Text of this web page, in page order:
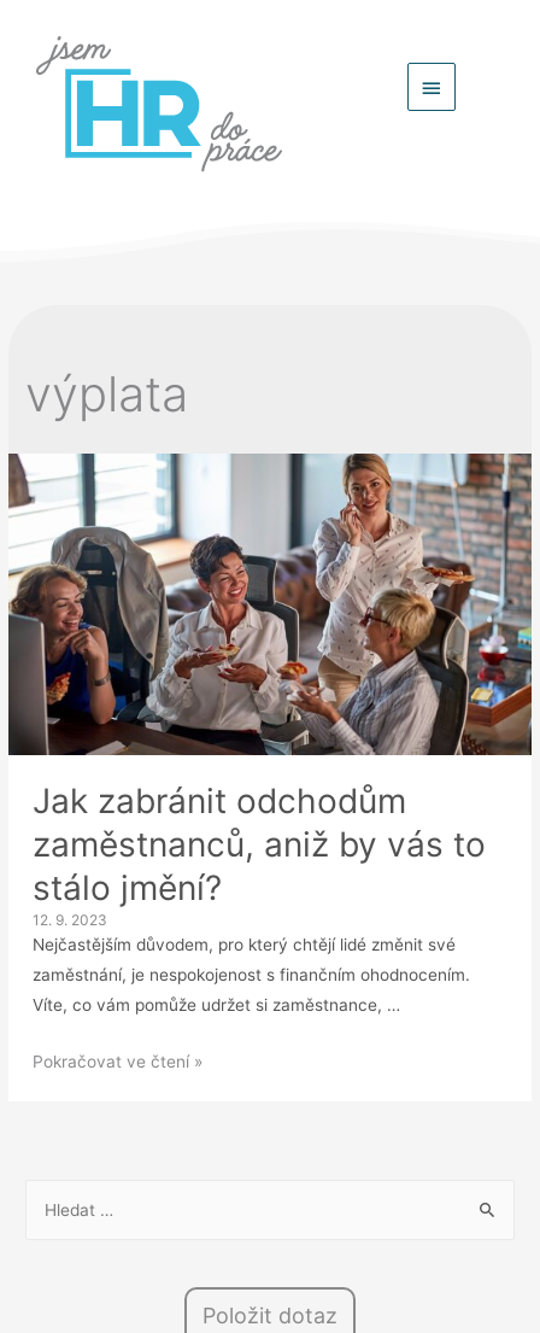
Hlavní
výplata
Jak zabránit odchodům
zaměstnanců, aniž by vás to
stálo jmění?
12. 9. 2023
Nejčastějším důvodem, pro který chtějí lidé změnit své
zaměstnání, je nespokojenost s finančním ohodnocením.
Víte, co vám pomůže udržet si zaměstnance, …
Jak
by
Pokračovat ve čtení »
Položit dotaz